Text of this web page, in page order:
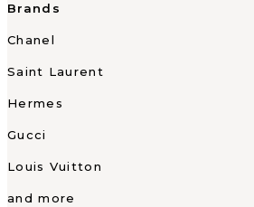
Brands
Chanel
Saint Laurent
Hermes
Gucci
Louis Vuitton
and more